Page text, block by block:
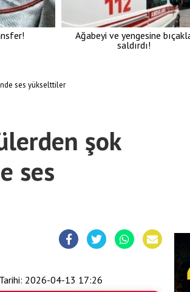
Ağabeyi ve yengesine
saldırdı!
ses yükselttiler
şok
ses
2026-04-13 17:26